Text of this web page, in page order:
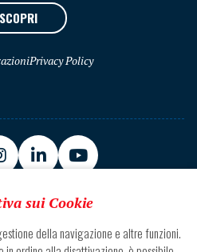
sui Cookie
della navigazione e altre funzioni.
SCOPRI
Privacy Policy
Marino 63100 Ascoli Piceno